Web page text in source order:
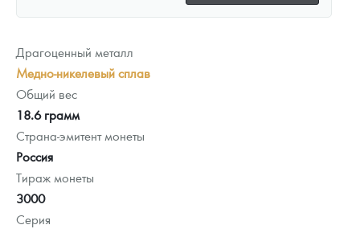
Драгоценный металл
Медно-никелевый сплав
Общий вес
18.6 грамм
Страна-эмитент монеты
Россия
Тираж монеты
3000
Серия